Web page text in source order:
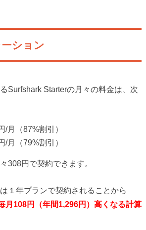
ション
Surfshark Starterの月々の料金は、次
/月（87%割引）
/月（79%割引）
308円で契約できます。
１年プランで契約されることから
月108円（年間1,296円）高くなる計算